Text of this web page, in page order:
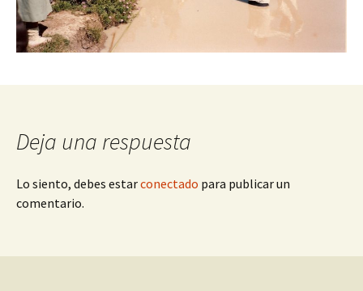
Deja una respuesta
Lo siento, debes estarconectado para publicar un
comentario.